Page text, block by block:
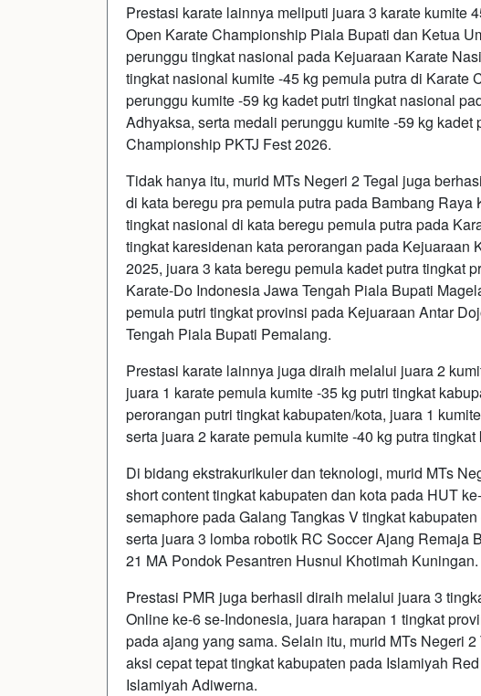
Prestasi karate lainnya meliputi juara 3 karate kumite
Open Karate Championship Piala Bupati dan Ketua
perunggu tingkat nasional pada Kejuaraan Karate
tingkat nasional kumite -45 kg pemula putra di Karate
perunggu kumite -59 kg kadet putri tingkat nasional
Adhyaksa, serta medali perunggu kumite -59 kg
Championship PKTJ Fest 2026.
Tidak hanya itu, murid MTs Negeri 2 Tegal juga
di kata beregu pra pemula putra pada Bambang
tingkat nasional di kata beregu pemula putra pada
tingkat karesidenan kata perorangan pada Kejuaraan
2025, juara 3 kata beregu pemula kadet putra tingkat
Karate-Do Indonesia Jawa Tengah Piala Bupati
pemula putri tingkat provinsi pada Kejuaraan Antar
Tengah Piala Bupati Pemalang.
Prestasi karate lainnya juga diraih melalui juara 2
juara 1 karate pemula kumite -35 kg putri tingkat
perorangan putri tingkat kabupaten/kota, juara 1
serta juara 2 karate pemula kumite -40 kg putra tingkat
Di bidang ekstrakurikuler dan teknologi, murid MTs
short content tingkat kabupaten dan kota pada HUT
semaphore pada Galang Tangkas V tingkat
serta juara 3 lomba robotik RC Soccer Ajang Remaja
21 MA Pondok Pesantren Husnul Khotimah Kuningan.
Prestasi PMR juga berhasil diraih melalui juara 3
Online ke-6 se-Indonesia, juara harapan 1 tingkat
pada ajang yang sama. Selain itu, murid MTs Negeri
aksi cepat tepat tingkat kabupaten pada Islamiyah
Islamiyah Adiwerna.